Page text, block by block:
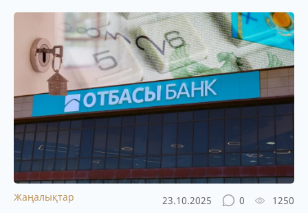
Жаңалықтар 23.10.2025 0 1250